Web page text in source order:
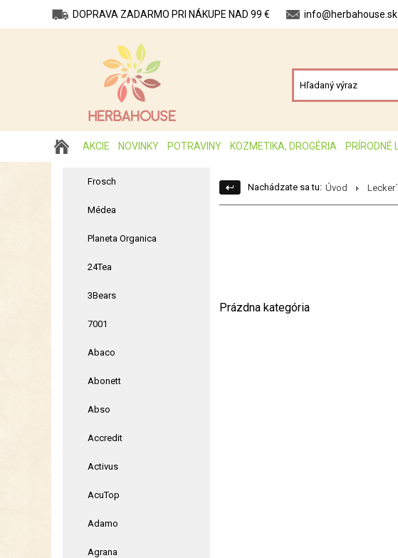
DOPRAVA ZADARMO PRI NÁKUPE NAD 99 € info@herbahouse.sk
AKCIE NOVINKY POTRAVINY KOZMETIKA, DROGÉRIA PRÍRODNÉ
Frosch
Médea
Planeta Organica
24Tea
3Bears
7001
Abaco
Abonett
Abso
Accredit
Activus
AcuTop
Adamo
Agrana
Nachádzate sa tu: Úvod
Prázdna kategória